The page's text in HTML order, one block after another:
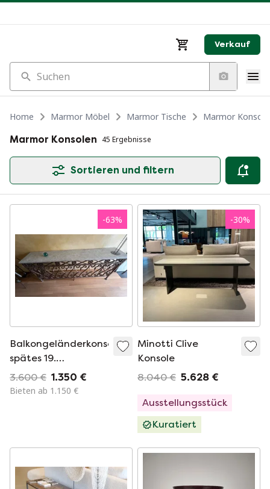
Verkauf
Suchen
Home Marmor Möbel Marmor Tische
Marmor
Marmor Konsolen 45 Ergebnisse
Sortieren und filtern
-63%
Balkongeländerkonsole,
spätes 19.
Jahrhundert, mit
grauer
3.600 € 1.350 €
Bieten ab 1.150 €
-30%
Minotti Clive
Konsole
8.040 € 5.628 €
Ausstellungsstück
Kuratiert